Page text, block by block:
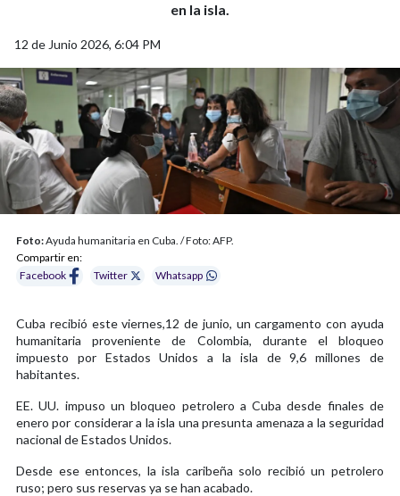
en la isla.
12 de Junio 2026, 6:04 PM
Foto:Ayuda humanitaria en Cuba. / Foto: AFP.
Compartir en:
Facebook
Twitter Whatsapp
Cuba recibió este viernes,12 de junio, un cargamento con ayuda
humanitaria proveniente de Colombia, durante el bloqueo
impuesto por Estados Unidos a la isla de 9,6 millones de
habitantes.
EE. UU. impuso un bloqueo petrolero a Cuba desde finales de
enero por considerar a la isla una presunta amenaza a la seguridad
nacional de Estados Unidos.
Desde ese entonces, la isla caribeña solo recibió un petrolero
ruso; pero sus reservas ya se han acabado.